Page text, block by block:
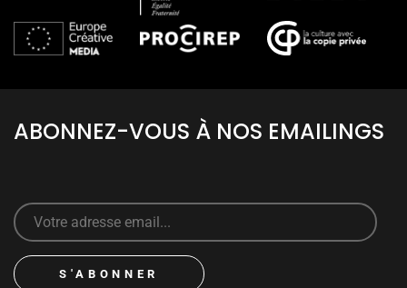
ABONNEZ-VOUS À NOS EMAILINGS